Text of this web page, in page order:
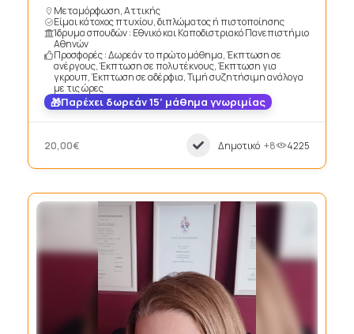
Μεταμόρφωση, Αττικής
Είμαι κάτοχος πτυχίου, διπλώματος ή πιστοποίησης
Ίδρυμα σπουδών : Εθνικό και Καποδιστριακό Πανεπιστήμιο
Αθηνών
Προσφορές : Δωρεάν το πρώτο μάθημα, Έκπτωση σε
ανέργους, Έκπτωση σε πολυτέκνους, Έκπτωση για
γκρουπ, Έκπτωση σε αδέρφια, Τιμή συζητήσιμη ανάλογα
με τις ώρες
Παρέχει δωρεάν 15’ μάθημα γνωριμίας
20,00€ Δημοτικό +8 4225